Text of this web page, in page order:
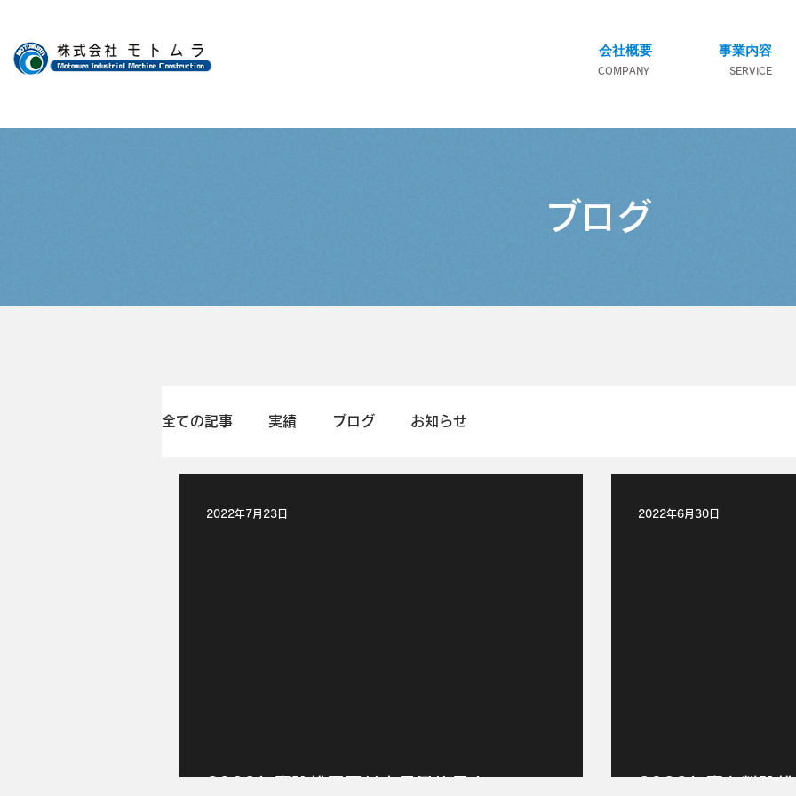
会社概要 事業内容
COMPANY SERVICE
ブログ
全ての記事 実績 ブログ お知らせ
2022年度除排雪受付本日最終日！
2022年7月23日
2022年度有料除排
2022年6月30日